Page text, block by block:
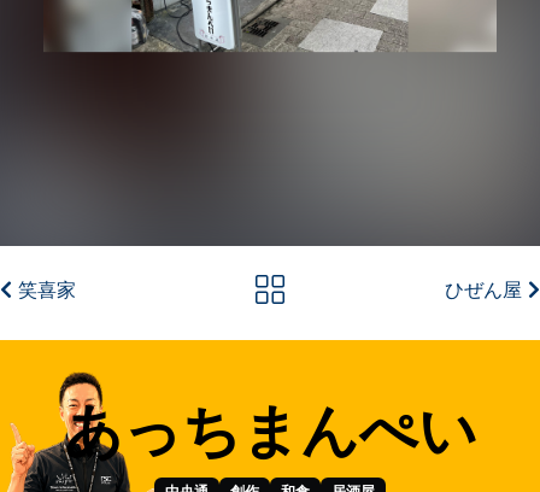
笑喜家 ひぜん屋
あっちまんぺい